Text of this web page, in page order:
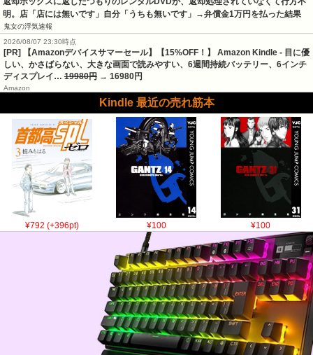
明。店「店には無いです」自分「うちも無いです」→弁償金1万円を払った結果
鬼女の浮気速報
2026/08/07 23:30時点
[PR] 【Amazonデバイスサマーセール】【15%OFF！】 Amazon Kindle - 目に優
しい、かさばらない、大きな画面で読みやすい、6週間持続バッテリー、6インチ
ディスプレイ… 19980円 → 16980円
Amazon
Kindle 最近の売れ筋本
¥792 (+396pt) ¥100 ¥100